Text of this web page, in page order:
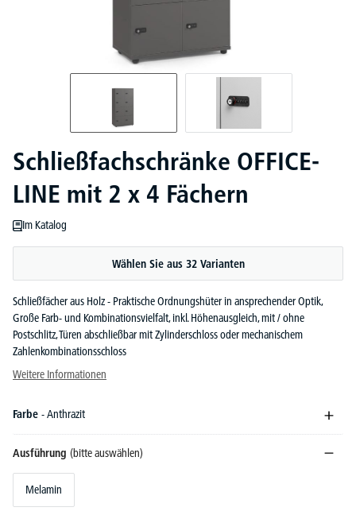
Schließfachschränke OFFICE-
LINE mit 2 x 4 Fächern
Im Katalog
Wählen Sie aus 32 Varianten
Schließfächer aus Holz - Praktische Ordnungshüter in ansprechender Optik,
Große Farb- und Kombinationsvielfalt, inkl. Höhenausgleich, mit / ohne
Postschlitz, Türen abschließbar mit Zylinderschloss oder mechanischem
Zahlenkombinationsschloss
Weitere Informationen
Farbe - Anthrazit
Ausführung (bitte auswählen)
Melamin